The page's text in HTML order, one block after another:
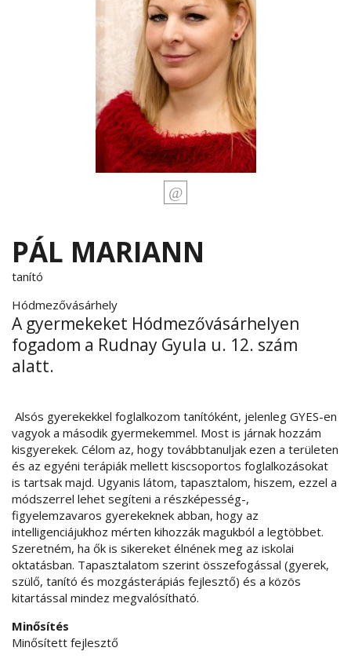
PÁL MARIANN
tanító
Hódmezővásárhely
A gyermekeket Hódmezővásárhelyen
fogadom a Rudnay Gyula u. 12. szám
alatt.
Alsós gyerekekkel foglalkozom tanítóként, jelenleg GYES-en
vagyok a második gyermekemmel. Most is járnak hozzám
kisgyerekek. Célom az, hogy továbbtanuljak ezen a területen
és az egyéni terápiák mellett kiscsoportos foglalkozásokat
is tartsak majd. Ugyanis látom, tapasztalom, hiszem, ezzel a
módszerrel lehet segíteni a részképesség-,
figyelemzavaros gyerekeknek abban, hogy az
intelligenciájukhoz mérten kihozzák magukból a legtöbbet.
Szeretném, ha ők is sikereket élnének meg az iskolai
oktatásban. Tapasztalatom szerint összefogással (gyerek,
szülő, tanító és mozgásterápiás fejlesztő) és a közös
kitartással mindez megvalósítható.
Minősítés
Minősített fejlesztő